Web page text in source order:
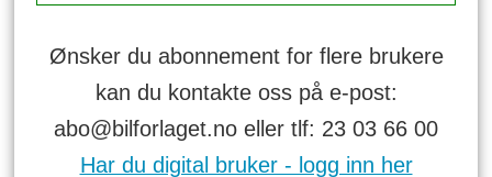
Ønsker du abonnement for flere brukere
kan du kontakte oss på e-post:
abo@bilforlaget.no eller tlf: 23 03 66 00
Har du digital bruker - logg inn her